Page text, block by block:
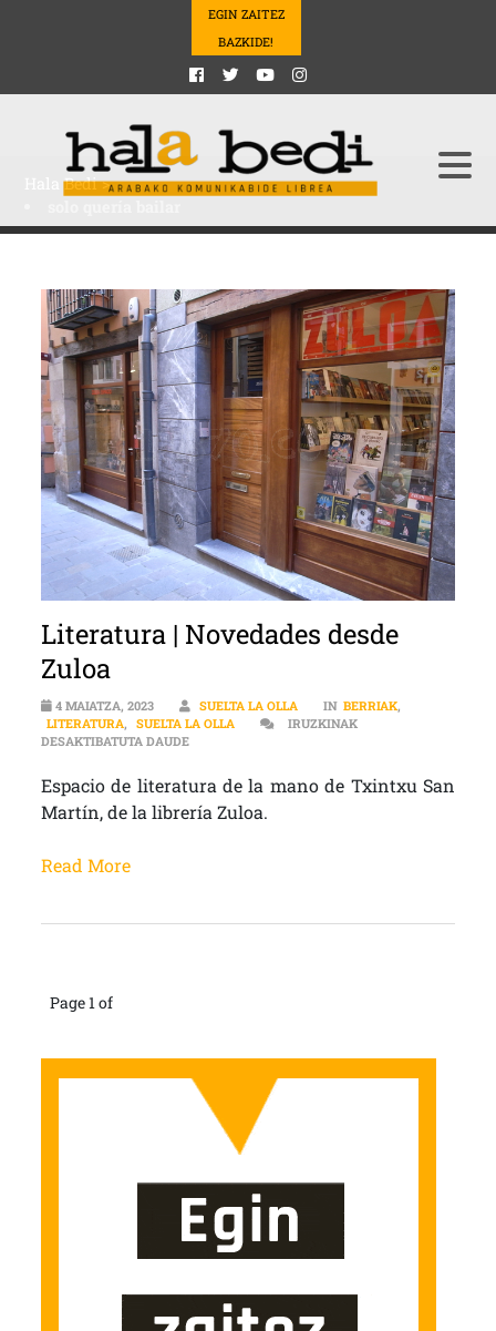
EGIN ZAITEZ
BAZKIDE!
Hala Bedi>
Literatura | Novedades desde
Zuloa
4 MAIATZA, 2023 SUELTA LA OLLA IN BERRIAK,
LITERATURA, SUELTA LA OLLA
IRUZKINAK
DESAKTIBATUTA DAUDELITERATURA | NOVEDADES DESDE ZULOA
Espacio de literatura de la mano de Txintxu San
Martín, de la librería Zuloa.
Read More
Page 1 of